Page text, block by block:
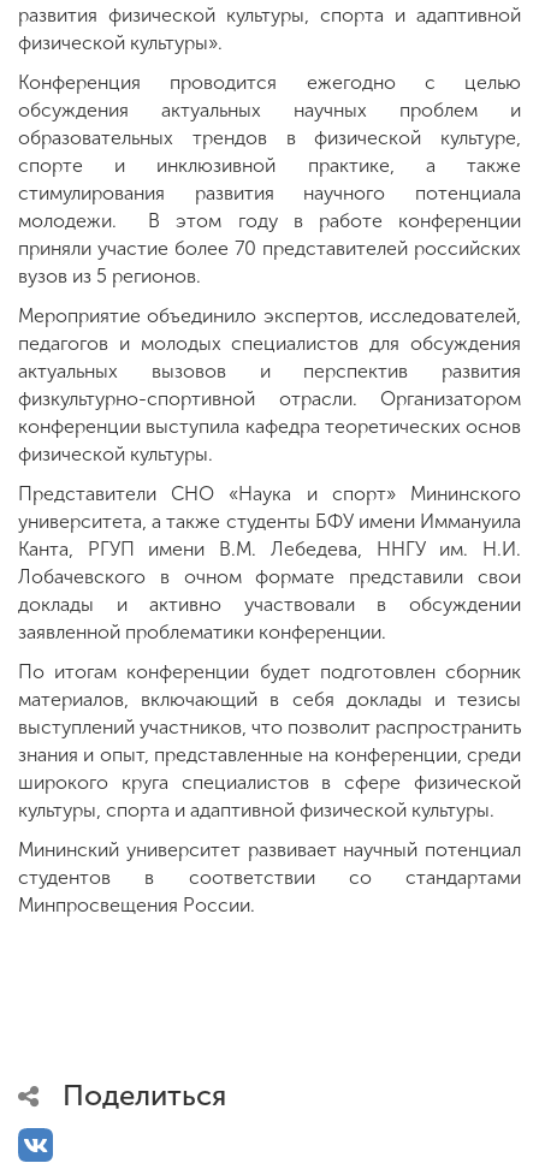
развития физической культуры, спорта и адаптивной
физической культуры».
Конференция проводится ежегодно с целью
обсуждения актуальных научных проблем и
образовательных трендов в физической культуре,
спорте и инклюзивной практике, а также
стимулирования развития научного потенциала
молодежи. В этом году в работе конференции
приняли участие более 70 представителей российских
вузов из 5 регионов.
Мероприятие объединило экспертов, исследователей,
педагогов и молодых специалистов для обсуждения
актуальных вызовов и перспектив развития
физкультурно-спортивной отрасли. Организатором
конференции выступила кафедра теоретических основ
физической культуры.
Представители СНО «Наука и спорт» Мининского
университета, а также студенты БФУ имени Иммануила
Канта, РГУП имени В.М. Лебедева, ННГУ им. Н.И.
Лобачевского в очном формате представили свои
доклады и активно участвовали в обсуждении
заявленной проблематики конференции.
По итогам конференции будет подготовлен сборник
материалов, включающий в себя доклады и тезисы
выступлений участников, что позволит распространить
знания и опыт, представленные на конференции, среди
широкого круга специалистов в сфере физической
культуры, спорта и адаптивной физической культуры.
Мининский университет развивает научный потенциал
студентов в соответствии со стандартами
Минпросвещения России.
Поделиться